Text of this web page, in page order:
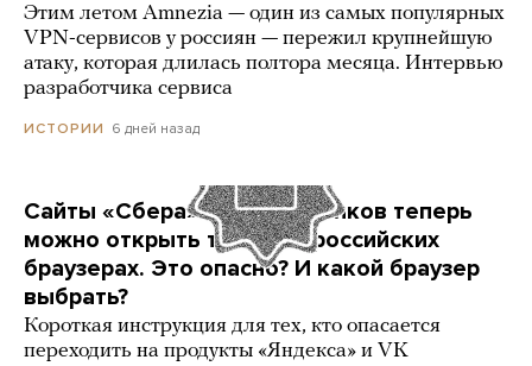
Этим летом Amnezia — один из самых популярных
VPN-сервисов у россиян — пережил крупнейшую
атаку, которая длилась полтора месяца. Интервью
разработчика сервиса
ИСТОРИИ 6 дней назад
Сайты «Сбера» и других банков теперь
можно открыть только в российских
браузерах. Это опасно? И какой браузер
выбрать?
Короткая инструкция для тех, кто опасается
переходить на продукты «Яндекса» и VK